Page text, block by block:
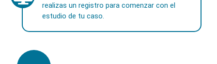
realizas un registro para comenzar con el
estudio de tu caso.